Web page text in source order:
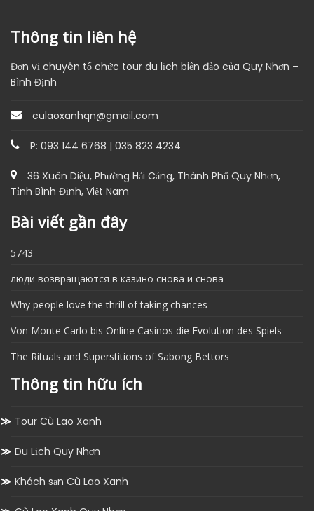
Thông tin liên hệ
Đơn vị chuyên tổ chức tour du lịch biển đảo của Quy Nhơn –
Bình Định
culaoxanhqn@gmail.com
P: 093 144 6768 | 035 823 4234
36 Xuân Diệu, Phường Hải Cảng, Thành Phố Quy Nhơn,
Tỉnh Bình Định, Việt Nam
Bài viết gần đây
5743
люди возвращаются в казино снова и снова
Why people love the thrill of taking chances
Von Monte Carlo bis Online Casinos die Evolution des Spiels
The Rituals and Superstitions of Sabong Bettors
Thông tin hữu ích
Tour Cù Lao Xanh
Du Lịch Quy Nhơn
Khách sạn Cù Lao Xanh